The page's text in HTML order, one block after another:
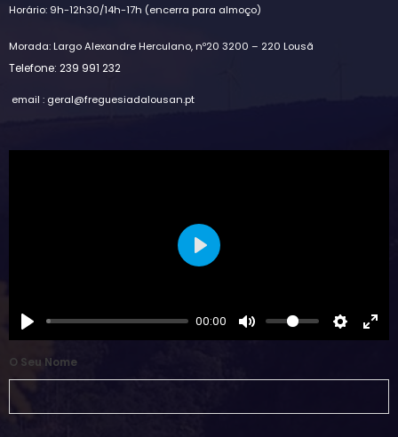
Horário: 9h-12h30/14h-17h (encerra para almoço)
Morada: Largo Alexandre Herculano, nº20 3200 – 220 Lousã
Telefone: 239 991 232
email : geral@freguesiadalousan.pt
00:00
Play
O Seu Nome